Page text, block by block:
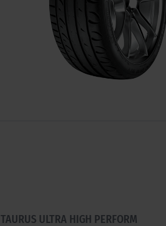
TAURUS ULTRA HIGH PERFORM